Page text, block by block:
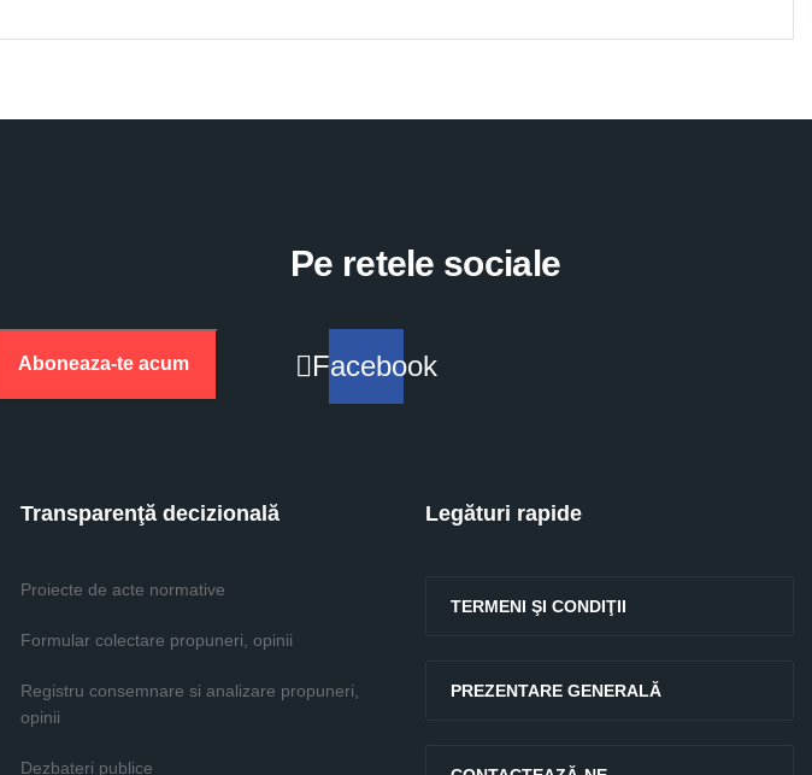
Aboneaza-te acum
Pe retele sociale
Facebook
Transparenţă decizională
Proiecte de acte normative
Formular colectare propuneri, opinii
Registru consemnare si analizare propuneri,
opinii
Dezbateri publice
Legături rapide
TERMENI ŞI CONDIŢII
PREZENTARE GENERALĂ